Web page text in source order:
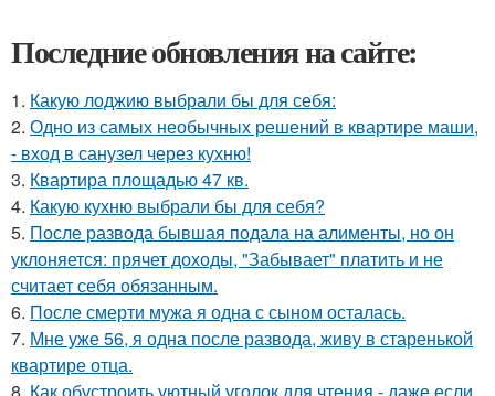
Последние обновления на сайте:
1. Какую лоджию выбрали бы для себя:
2. Одно из самых необычных решений в квартире маши,
- вход в санузел через кухню!
3. Квартира площадью 47 кв.
4. Какую кухню выбрали бы для себя?
5. После развода бывшая подала на алименты, но он
уклоняется: прячет доходы, "Забывает" платить и не
считает себя обязанным.
6. После смерти мужа я одна с сыном осталась.
7. Мне уже 56, я одна после развода, живу в старенькой
квартире отца.